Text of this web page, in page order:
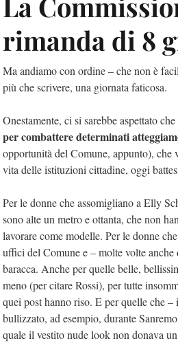
rimanda di 8
Ma andiamo con ordine – che non è
più che scrivere, una giornata faticosa.
Onestamente, ci si sarebbe aspettato che
per combattere determinati
opportunità del Comune, appunto), che
vita delle istituzioni cittadine, oggi
Per le donne che assomigliano a Elly
sono alte un metro e ottanta, che non
lavorare come modelle. Per le donne
uffici del Comune e – molte volte anche
baracca. Anche per quelle belle,
meno (per citare Rossi), per tutte
quei post hanno riso. E per quelle che –
bullizzato, ad esempio, durante
quale il vestito nude look non donava